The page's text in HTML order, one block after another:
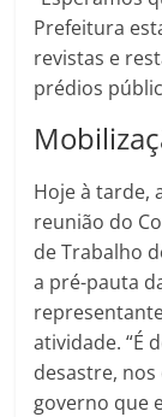
Prefeitura
revistas e
prédios
Hoje à tarde,
reunião do
de Trabalho
a pré-pauta
atividade. “É
desastre,
governo que